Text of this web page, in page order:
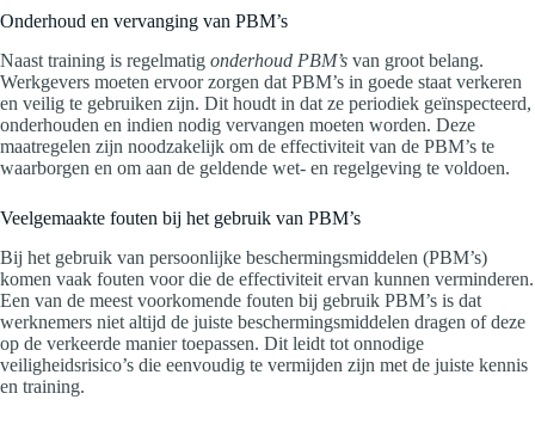
Onderhoud en vervanging van PBM’s
Naast training is regelmatig onderhoud PBM’s van groot belang.
Werkgevers moeten ervoor zorgen dat PBM’s in goede staat verkeren
en veilig te gebruiken zijn. Dit houdt in dat ze periodiek geïnspecteerd,
onderhouden en indien nodig vervangen moeten worden. Deze
maatregelen zijn noodzakelijk om de effectiviteit van de PBM’s te
waarborgen en om aan de geldende wet- en regelgeving te voldoen.
Veelgemaakte fouten bij het gebruik van PBM’s
Bij het gebruik van persoonlijke beschermingsmiddelen (PBM’s)
komen vaak fouten voor die de effectiviteit ervan kunnen verminderen.
Een van de meest voorkomende fouten bij gebruik PBM’s is dat
werknemers niet altijd de juiste beschermingsmiddelen dragen of deze
op de verkeerde manier toepassen. Dit leidt tot onnodige
veiligheidsrisico’s die eenvoudig te vermijden zijn met de juiste kennis
en training.